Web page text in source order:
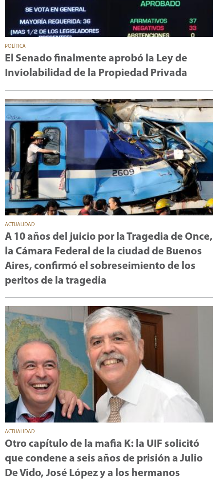
POLÍTICA
El Senado finalmente aprobó la Ley de
Inviolabilidad de la Propiedad Privada
ACTUALIDAD
A 10 años del juicio por la Tragedia de Once,
la Cámara Federal de la ciudad de Buenos
Aires, confirmó el sobreseimiento de los
peritos de la tragedia
ACTUALIDAD
Otro capítulo de la mafia K: la UIF solicitó
que condene a seis años de prisión a Julio
De Vido, José López y a los hermanos